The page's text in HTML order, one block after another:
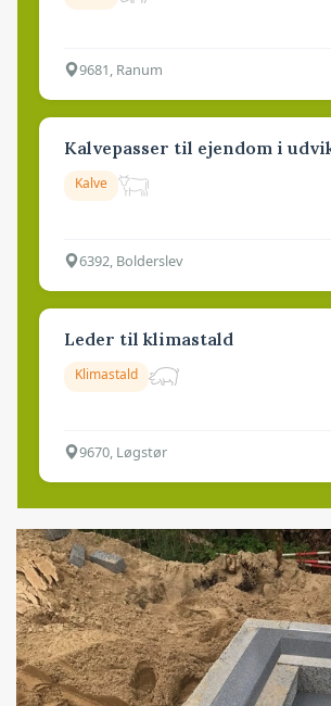
9681, Ranum
Kalvepasser til ejendom i
Kalve
6392, Bolderslev
Leder til klimastald
Klimastald
9670, Løgstør